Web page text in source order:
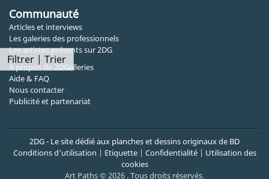
Filtrer | Trier
Communauté
Articles et interviews
Les galeries des professionnels
Les artistes présents sur 2DG
A propos de 2DGalleries
Aide & FAQ
Nous contacter
Publicité et partenariat
2DG - Le site dédié aux planches et dessins originaux de BD
Conditions d'utilisation | Etiquette| Confidentialité| Utilisation des
cookies
Art Paths © 2026 . Tous droits réservés.